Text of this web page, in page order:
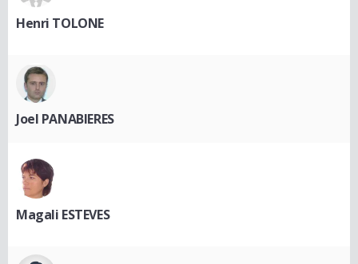
Henri TOLONE
Joel PANABIERES
Magali ESTEVES